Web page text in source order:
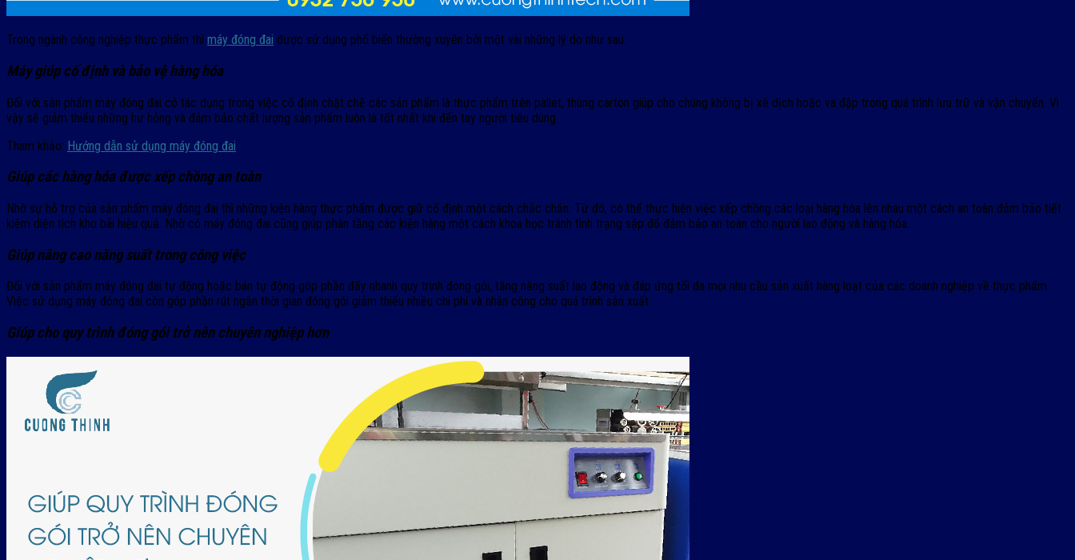
Trong ngành công nghiệp thực phẩm thì máy đóng đai được sử dụng phổ biến thường xuyên bởi một vài những lý do như sau:
Máy giúp cố định và bảo vệ hàng hóa
Đối với sản phẩm máy đóng đai có tác dụng trong việc cố định chặt chẽ các sản phẩm là thực phẩm trên pallet, thùng carton giúp cho chúng không bị xê dịch hoặc va đập trong quá trình lưu trữ và vận chuyển. Vì
vậy sẽ giảm thiểu những hư hỏng và đảm bảo chất lượng sản phẩm luôn là tốt nhất khi đến tay người tiêu dùng.
Tham khảo: Hướng dẫn sử dụng máy đóng đai
Giúp các hàng hóa được xếp chồng an toàn
Nhờ sự hỗ trợ của sản phẩm máy đóng đai thì những kiện hàng thực phẩm được giữ cố định một cách chắc chắn. Từ đó, có thể thực hiện việc xếp chồng các loại hàng hóa lên nhau một cách an toàn đảm bảo tiết
kiệm diện tích kho bãi hiệu quả. Nhờ có máy đóng đai cũng giúp phân tầng các kiện hàng một cách khoa học tránh tình trạng sập đổ đảm bảo an toàn cho người lao động và hàng hóa.
Giúp nâng cao năng suất trong công việc
Đối với sản phẩm máy đóng đai tự động hoặc bán tự động góp phần đẩy nhanh quy trình đóng gói, tăng năng suất lao động và đáp ứng tối đa mọi nhu cầu sản xuất hàng loạt của các doanh nghiệp về thực phẩm.
Việc sử dụng máy đóng đai còn góp phần rút ngắn thời gian đóng gói giảm thiểu nhiều chi phí và nhân công cho quá trình sản xuất.
Giúp cho quy trình đóng gói trở nên chuyên nghiệp hơn